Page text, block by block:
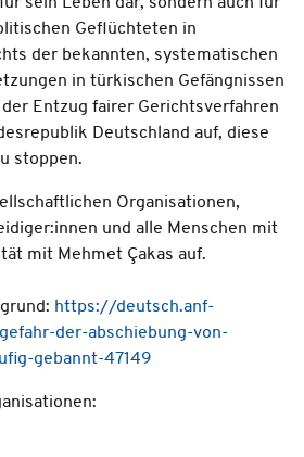
Geflüchteten in
der bekannten, systematischen
in türkischen Gefängnissen
Entzug fairer Gerichtsverfahren
Deutschland auf, diese
stoppen.
Organisationen,
und alle Menschen mit
mit Mehmet Çakas auf.
https://deutsch.anf-
der-abschiebung-von-
gebannt-47149